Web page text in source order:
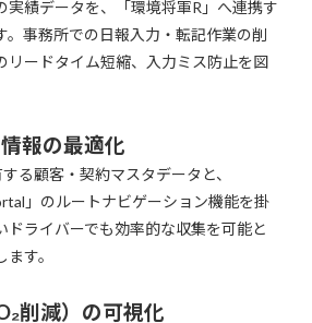
実績データを、「環境将軍R」へ連携す
。事務所での日報入力・転記作業の削
リードタイム短縮、入力ミス防止を図
報の最適化
る顧客・契約マスタデータと、
」のルートナビゲーション機能を掛
ドライバーでも効率的な収集を可能と
す。
削減）の可視化